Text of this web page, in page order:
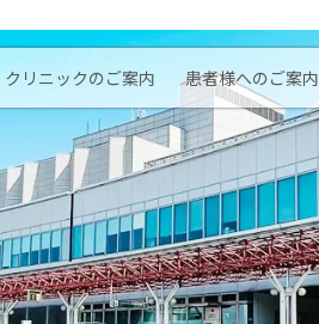
クリニックのご案内 患者様へのご案内